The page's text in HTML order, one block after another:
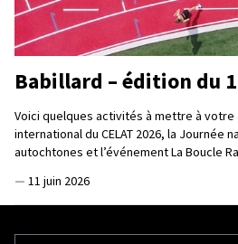
Babillard – édition du
Voici quelques activités à mettre à votre
international du CELAT 2026, la Journée
autochtones et l’événement La Boucle
— 11 juin 2026